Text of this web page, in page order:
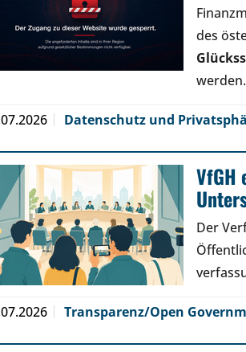
des
Datenschutz und
VfGH
Der
Transparenz/Open